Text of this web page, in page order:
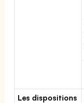
Les dispositions